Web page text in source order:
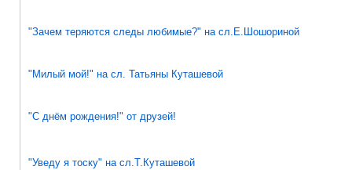
"Зачем теряются следы любимые?" на сл.Е.Шошориной
"Милый мой!" на сл. Татьяны Куташевой
"С днём рождения!" от друзей!
"Уведу я тоску" на сл.Т.Куташевой